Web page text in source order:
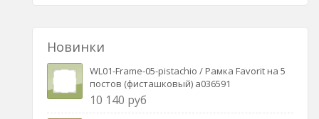
Новинки
WL01-Frame-05-pistachio / Рамка Favorit на 5
постов (фисташковый) a036591
10 140 руб